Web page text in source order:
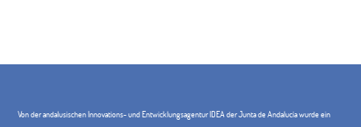
Von der andalusischen Innovations- und Entwicklungsagentur IDEA der Junta de Andalucía wurde ein